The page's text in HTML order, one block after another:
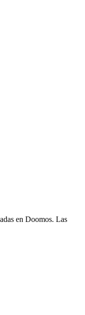
en Doomos. Las